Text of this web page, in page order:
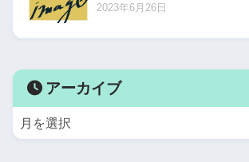
2023年6月26日
アーカイブ